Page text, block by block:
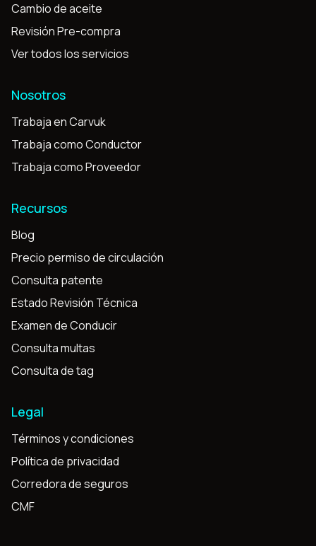
Cambio de aceite
Revisión Pre-compra
Ver todos los servicios
Nosotros
Trabaja en Carvuk
Trabaja como Conductor
Trabaja como Proveedor
Recursos
Blog
Precio permiso de circulación
Consulta patente
Estado Revisión Técnica
Examen de Conducir
Consulta multas
Consulta de tag
Legal
Términos y condiciones
Política de privacidad
Corredora de seguros
CMF